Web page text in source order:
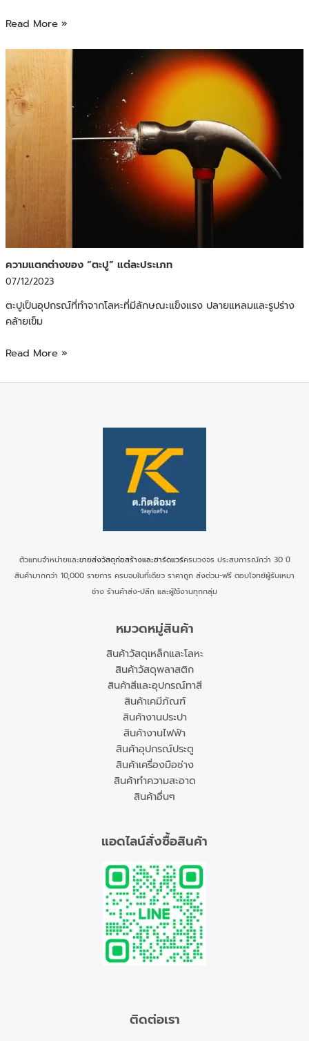
Read More »
ความแตกต่างของ “ตะปู” แต่ละประเภท
07/12/2023
ตะปูเป็นอุปกรณ์ที่ทำจากโลหะที่มีลักษณะแข็งแรง ปลายแหลมและรูปร่าง
คล้ายเข็ม
Read More »
ตัวแทนจำหน่ายและขายส่งวัสดุก่อสร้างและฮาร์ดแวร์ครบวงจร ประสบการณ์กว่า 30 ปี
สินค้ามากกว่า 10,000 รายการ ครบจบในที่เดียว ราคาถูก ส่งด่วน-ฟรี ตอบโจทย์ผู้รับเหมา
ช่าง ร้านค้าส่ง-ปลีก และผู้ใช้งานทุกกลุ่ม
หมวดหมู่สินค้า
สินค้าวัสดุเหล็กและโลหะ
สินค้าวัสดุพลาสติก
สินค้าสีและอุปกรณ์ทาสี
สินค้าเคมีภัณฑ์
สินค้างานประปา
สินค้างานไฟฟ้า
สินค้าอุปกรณ์ประตู
สินค้าเครื่องมือช่าง
สินค้าทำความสะอาด
สินค้าอื่นๆ
แอดไลน์สั่งซื้อสินค้า
ติดต่อเรา